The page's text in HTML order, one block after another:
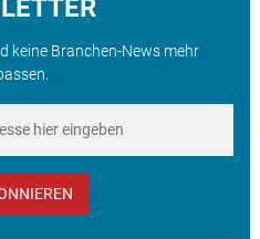
keine Branchen-News mehr